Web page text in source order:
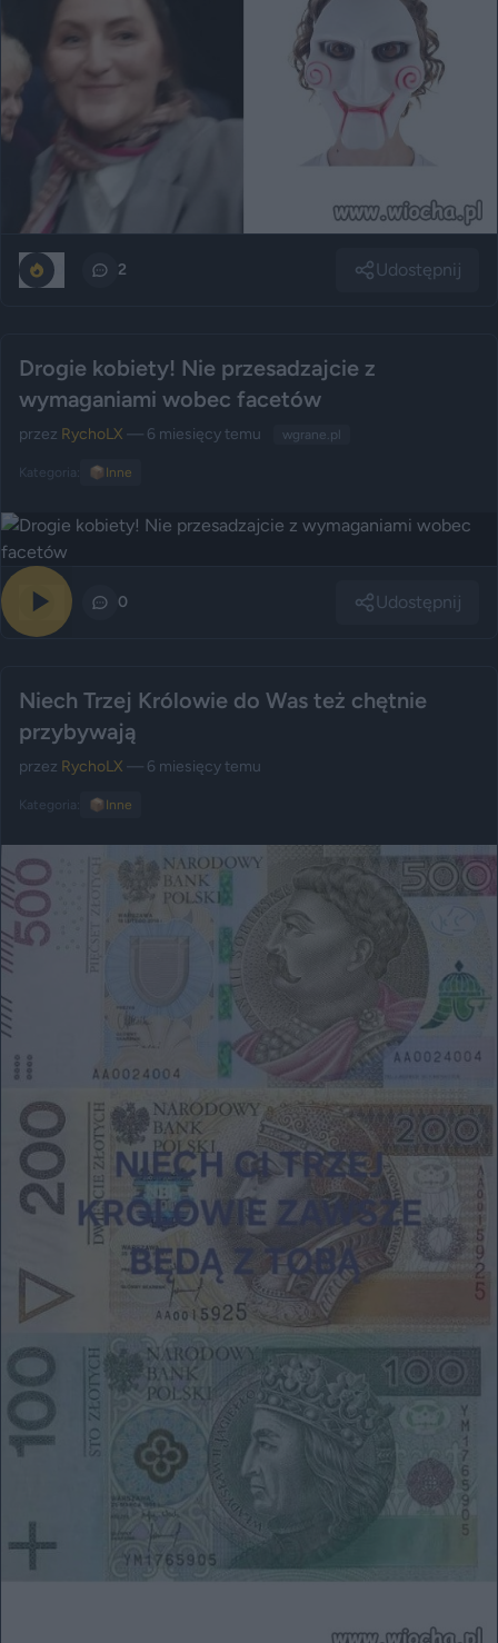
2 Udostępnij
Drogie kobiety! Nie przesadzajcie z
wymaganiami wobec facetów
przez RychoLX — 6 miesięcy temu wgrane.pl
Kategoria: 📦 Inne
0 Udostępnij
Niech Trzej Królowie do Was też chętnie
przybywają
przez RychoLX — 6 miesięcy temu
Kategoria: 📦 Inne